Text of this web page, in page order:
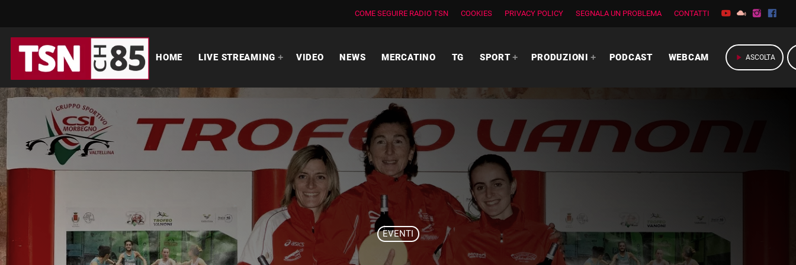
COME SEGUIRE RADIO TSN COOKIES PRIVACY POLICY SEGNALA UN PROBLEMA CONTATTI
HOME LIVE STREAMING VIDEO NEWS MERCATINO TG SPORT PRODUZIONI PODCAST WEBCAM play_arrow ASCOLTA
EVENTI